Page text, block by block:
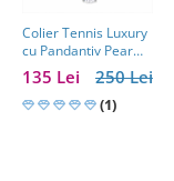
Colier Tennis Luxury
cu Pandantiv Pear
Cut – Eleganță
Atemporală 250 Lei
135 Lei
(1)